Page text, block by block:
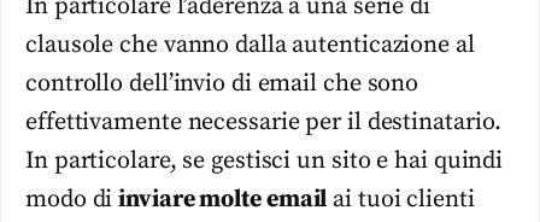
In particolare l’aderenza a una serie di
clausole che vanno dalla autenticazione al
controllo dell’invio di email che sono
effettivamente necessarie per il destinatario.
In particolare, se gestisci un sito e hai quindi
modo diinviare molte email ai tuoi clienti